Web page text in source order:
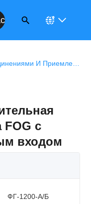
FOG с
входом
ФГ-1200-А/Б